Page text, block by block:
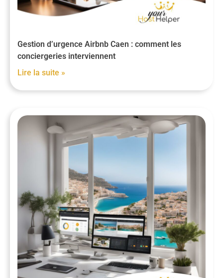
Gestion d’urgence Airbnb Caen : comment les
conciergeries interviennent
Lire la suite »